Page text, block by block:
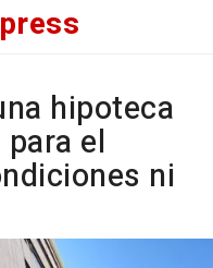
press
hipoteca
el
ni